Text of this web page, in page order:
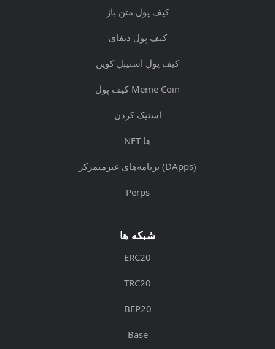
کیف پول متن باز
کیف پول دیفای
کیف پول استیبل کوین
کیف پول Meme Coin
استیک کردن
NFT ها
برنامه‌های غیرمتمرکز (DApps)
Perps
شبکه ها
ERC20
TRC20
BEP20
Base